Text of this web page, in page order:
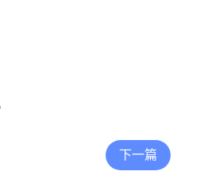
下一篇